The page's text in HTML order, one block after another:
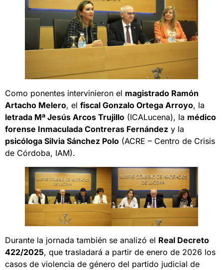
Como ponentes intervinieron el magistrado Ramón
Artacho Melero, el fiscal Gonzalo Ortega Arroyo, la
letrada Mª Jesús Arcos Trujillo (ICALucena), la médico
forense Inmaculada Contreras Fernández y la
psicóloga Silvia Sánchez Polo (ACRE – Centro de Crisis
de Córdoba, IAM).
Durante la jornada también se analizó el Real Decreto
422/2025, que trasladará a partir de enero de 2026 los
casos de violencia de género del partido judicial de